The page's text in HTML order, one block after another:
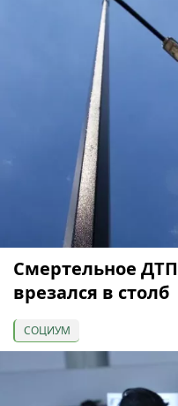
Смертельное
врезался в столб
СОЦИУМ